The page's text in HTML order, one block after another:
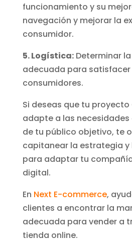
funcionamiento y su
navegación y mejorar la
consumidor.
5. Logística:Determinar
adecuada para satisfacer
consumidores.
Si deseas que tu proyecto
adapte a las
de tu público objetivo, te
capitanear la estrategia
para adaptar tu
digital.
En Next E-commerce,
clientes a encontrar la
adecuada para vender a
tienda online.